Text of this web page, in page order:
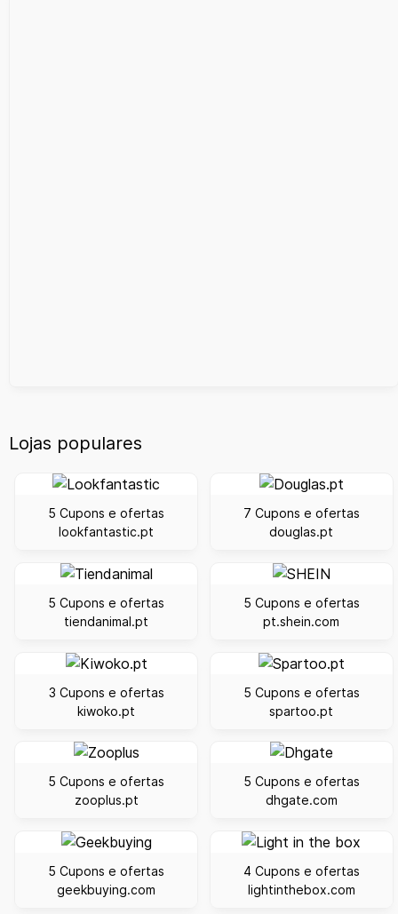
Lojas populares
5 Cupons e ofertas
lookfantastic.pt
7 Cupons e ofertas
douglas.pt
5 Cupons e ofertas
tiendanimal.pt
5 Cupons e ofertas
pt.shein.com
3 Cupons e ofertas
kiwoko.pt
5 Cupons e ofertas
spartoo.pt
5 Cupons e ofertas
zooplus.pt
5 Cupons e ofertas
dhgate.com
5 Cupons e ofertas
geekbuying.com
4 Cupons e ofertas
lightinthebox.com